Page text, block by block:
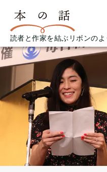
読者と作家を結ぶリボンの